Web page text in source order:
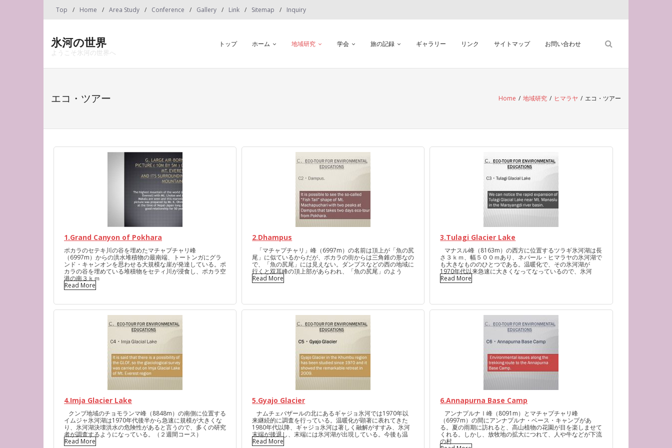
Top Home Area Study Conference Gallery Link Sitemap Inquiry
氷河の世界
ようこそ氷河の世界へ
トップ ホーム 地域研究 学会 旅の記録 ギャラリー リンク サイトマップ お問い合わせ
エコ・ツアー Home / 地域研究 / ヒマラヤ / エコ・ツアー
1.Grand Canyon of Pokhara
ポカラのセテキ川の谷を埋めたマチャプチャリ峰
（6997m）からの洪水堆積物の最南端、トートンガにグラ
ンド・キャンオンを思わせる大規模な崖が発達している。ポ
カラの谷を埋めている堆積物をセティ川が浸食し、ポカラ空
港の南３ｋｍ
Read More
2.Dhampus
「マチャプチャリ」峰（6997m）の名前は頂上が「魚の尻
尾」に似ているからだが、ポカラの街からは三角錐の形なの
で、「魚の尻尾」には見えない。ダンプスなどの西の地域に
行くと双耳峰の頂上部があらわれ、「魚の尻尾」のよう
Read More
3.Tulagi Glacier Lake
マナスル峰（8163m）の西方に位置するツラギ氷河湖は長
さ３ｋｍ、幅５００ｍあり、ネパール・ヒマラヤの氷河湖で
も大きなもののひとつである。温暖化で、その氷河湖が
1970年代以来急速に大きくなってなっているので、氷河
Read More
4.Imja Glacier Lake
クンブ地域のチョモランマ峰（8848m）の南側に位置する
イムジャ氷河湖は1970年代後半から急速に規模が大きくな
り、氷河湖決壊洪水の危険性があると言うので、多くの研究
者が調査するようになっている。（２週間コース）
Read More
5.Gyajo Glacier
ナムチェバザールの北にあるギャジョ氷河では1970年以
来継続的に調査を行っている。温暖化が顕著に表れてきた
1980年代以降、ギャジョ氷河は著しく融解がすすみ、氷河
末端が後退し、末端には氷河湖が出現している。今後も温
Read More
6.Annapurna Base Camp
アンナプルナⅠ峰（8091m）とマチャプチャリ峰
（6997m）の間にアンナプルナ・ベース・キャンプがあ
る。夏の雨期に訪れると、高山植物の花園が目を楽しませて
くれる。しかし、放牧地の拡大につれて、人や牛などが下流
の村